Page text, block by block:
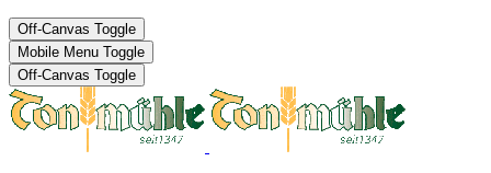
Off-Canvas Toggle
Mobile Menu Toggle
Off-Canvas Toggle